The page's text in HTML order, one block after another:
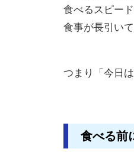
食べるスピー
食事が長引い
つまり「今日
食べる前